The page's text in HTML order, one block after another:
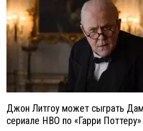
Джон Литгоу может сыграть
сериале HBO по «Гарри Поттеру»